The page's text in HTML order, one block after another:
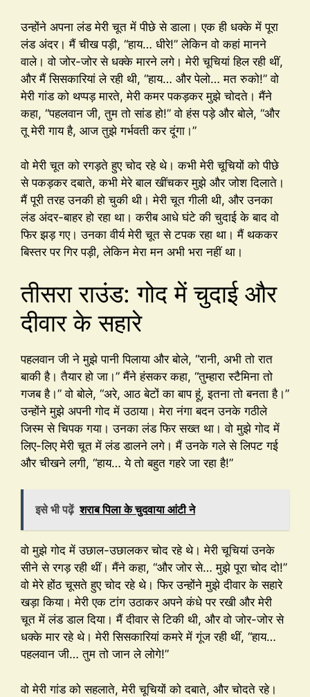
उन्होंने अपना लंड मेरी चूत में पीछे से डाला। एक ही धक्के में पूरा
लंड अंदर। मैं चीख पड़ी, “हाय… धीरे!” लेकिन वो कहां मानने
वाले। वो जोर-जोर से धक्के मारने लगे। मेरी चूचियां हिल रही थीं,
और मैं सिसकारियां ले रही थी, “हाय… और पेलो… मत रुको!” वो
मेरी गांड को थप्पड़ मारते, मेरी कमर पकड़कर मुझे चोदते। मैंने
कहा, “पहलवान जी, तुम तो सांड हो!” वो हंस पड़े और बोले, “और
तू मेरी गाय है, आज तुझे गर्भवती कर दूंगा।”
वो मेरी चूत को रगड़ते हुए चोद रहे थे। कभी मेरी चूचियों को पीछे
से पकड़कर दबाते, कभी मेरे बाल खींचकर मुझे और जोश दिलाते।
मैं पूरी तरह उनकी हो चुकी थी। मेरी चूत गीली थी, और उनका
लंड अंदर-बाहर हो रहा था। करीब आधे घंटे की चुदाई के बाद वो
फिर झड़ गए। उनका वीर्य मेरी चूत से टपक रहा था। मैं थककर
बिस्तर पर गिर पड़ी, लेकिन मेरा मन अभी भरा नहीं था।
तीसरा राउंड: गोद में चुदाई और
दीवार के सहारे
पहलवान जी ने मुझे पानी पिलाया और बोले, “रानी, अभी तो रात
बाकी है। तैयार हो जा।” मैंने हंसकर कहा, “तुम्हारा स्टैमिना तो
गजब है।” वो बोले, “अरे, आठ बेटों का बाप हूं, इतना तो बनता है।”
उन्होंने मुझे अपनी गोद में उठाया। मेरा नंगा बदन उनके गठीले
जिस्म से चिपक गया। उनका लंड फिर सख्त था। वो मुझे गोद में
लिए-लिए मेरी चूत में लंड डालने लगे। मैं उनके गले से लिपट गई
और चीखने लगी, “हाय… ये तो बहुत गहरे जा रहा है!”
इसे भी पढ़ें शराब पिला के चुदवाया आंटी ने
वो मुझे गोद में उछाल-उछालकर चोद रहे थे। मेरी चूचियां उनके
सीने से रगड़ रही थीं। मैंने कहा, “और जोर से… मुझे पूरा चोद दो!”
वो मेरे होंठ चूसते हुए चोद रहे थे। फिर उन्होंने मुझे दीवार के सहारे
खड़ा किया। मेरी एक टांग उठाकर अपने कंधे पर रखी और मेरी
चूत में लंड डाल दिया। मैं दीवार से टिकी थी, और वो जोर-जोर से
धक्के मार रहे थे। मेरी सिसकारियां कमरे में गूंज रही थीं, “हाय…
पहलवान जी… तुम तो जान ले लोगे!”
वो मेरी गांड को सहलाते, मेरी चूचियों को दबाते, और चोदते रहे।